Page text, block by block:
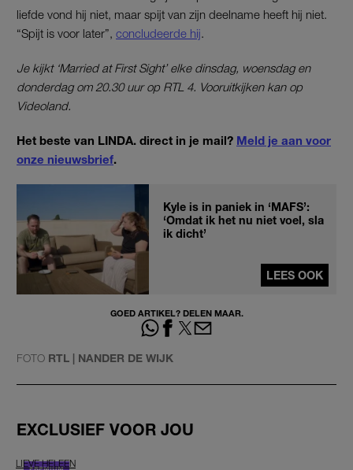
liefde vond hij niet, maar spijt van zijn deelname heeft hij niet.
“Spijt is voor later”, concludeerde hij.
Je kijkt ‘Married at First Sight’ elke dinsdag, woensdag en
donderdag om 20.30 uur op RTL 4. Vooruitkijken kan op
Videoland.
Het beste van LINDA. direct in je mail? Meld je aan voor
onze nieuwsbrief.
Kyle is in paniek in ‘MAFS’:
‘Omdat ik het nu niet voel, sla
ik dicht’
LEES OOK
GOED ARTIKEL? DELEN MAAR.
FOTO RTL | NANDER DE WIJK
EXCLUSIEF VOOR JOU
LIEVE HELEEN